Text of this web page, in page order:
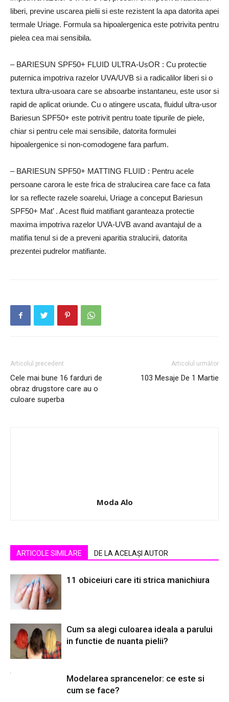
liberi, previne uscarea pielii si este rezistent la apa datorita apei
termale Uriage. Formula sa hipoalergenica este potrivita pentru
pielea cea mai sensibila.
– BARIESUN SPF50+ FLUID ULTRA-UsOR : Cu protectie
puternica impotriva razelor UVA/UVB si a radicalilor liberi si o
textura ultra-usoara care se absoarbe instantaneu, este usor si
rapid de aplicat oriunde. Cu o atingere uscata, fluidul ultra-usor
Bariesun SPF50+ este potrivit pentru toate tipurile de piele,
chiar si pentru cele mai sensibile, datorita formulei
hipoalergenice si non-comodogene fara parfum.
– BARIESUN SPF50+ MATTING FLUID : Pentru acele
persoane carora le este frica de stralucirea care face ca fata
lor sa reflecte razele soarelui, Uriage a conceput Bariesun
SPF50+ Mat’. Acest fluid matifiant garanteaza protectie
maxima impotriva razelor UVA-UVB avand avantajul de a
matifia tenul si de a preveni aparitia stralucirii, datorita
prezentei pudrelor matifiante.
Articolul precedent
Cele mai bune 16 farduri de
obraz drugstore care au o
culoare superba
Articolul următor
103 Mesaje De 1 Martie
Moda Alo
ARTICOLE SIMILARE DE LA ACELAȘI AUTOR
11 obiceiuri care iti strica manichiura
Cum sa alegi culoarea ideala a parului
in functie de nuanta pielii?
Modelarea sprancenelor: ce este si
cum se face?